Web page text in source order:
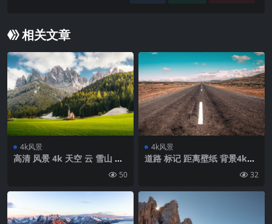
相关文章
4k风景
高清 风景 4k 天空 云 雪山 树
50
4k风景
道路 标记 距离壁纸 背景4k高
32